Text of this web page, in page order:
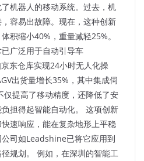
机器人的移动系统。过去，机
容易出故障。现在，这种创新
积缩小40%，重量减轻25%。
广泛用于自动引导车
京东仓库实现24小时无人化操
出货量增长35%，其中集成伺
仅提高了移动精度，还降低了安
担得起智能自动化。​ 这项创新
速响应，能在复杂地形上平稳
司如Leadshine已将它应用到
规划。 例如，在深圳的智能工